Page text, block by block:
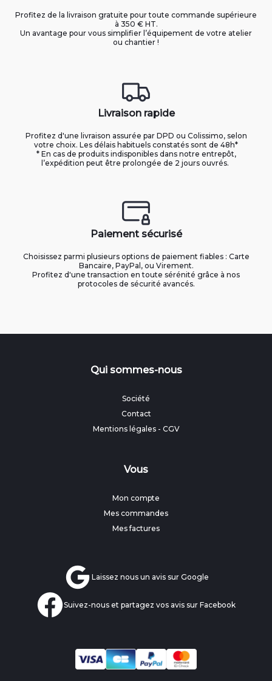
Profitez de la livraison gratuite pour toute commande supérieure
à 350 € HT.
Un avantage pour vous simplifier l’équipement de votre atelier
ou chantier !
Livraison rapide
Profitez d'une livraison assurée par DPD ou Colissimo, selon
votre choix. Les délais habituels constatés sont de 48h*
* En cas de produits indisponibles dans notre entrepôt,
l’expédition peut être prolongée de 2 jours ouvrés.
Paiement sécurisé
Choisissez parmi plusieurs options de paiement fiables : Carte
Bancaire, PayPal, ou Virement.
Profitez d'une transaction en toute sérénité grâce à nos
protocoles de sécurité avancés.
Qui sommes-nous
Société
Contact
Mentions légales- CGV
Vous
Mon compte
Mes commandes
Mes factures
Laissez nous un avis sur Google
Suivez-nous et partagez vos avis sur Facebook